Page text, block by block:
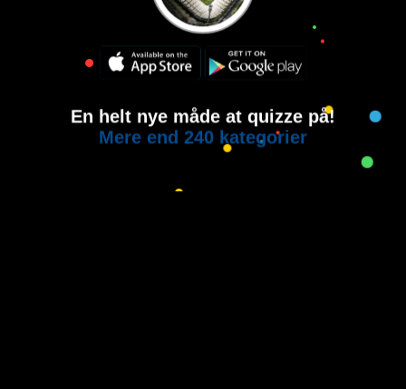
En helt nye måde at quizze på!
Mere end 240 kategorier